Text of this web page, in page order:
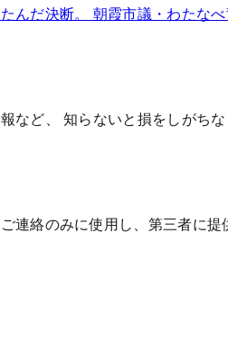
だ決断。 朝霞市議・わたな
ど、 知らないと損をしがち
絡のみに使用し、第三者に提